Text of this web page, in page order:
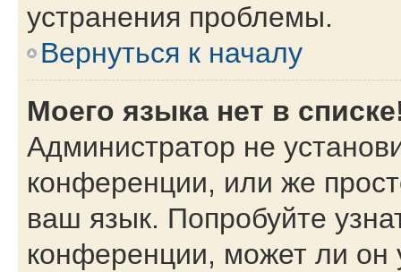
устранения проблемы.
Вернуться к началу
Моего языка нет в
Администратор не
конференции, или же
ваш язык. Попробуйте
конференции, может ли он